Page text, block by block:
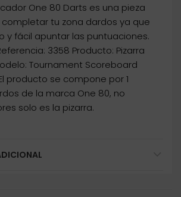
One 80 Darts es una pieza
tu zona dardos ya que
y fácil apuntar las puntuaciones.
3358 Producto: Pizarra
Tournament Scoreboard
producto se compone por 1
de la marca One 80, no
solo es la pizarra.